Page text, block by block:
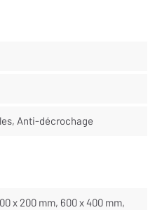
Anti-décrochage
x 200 mm, 600 x 400 mm,